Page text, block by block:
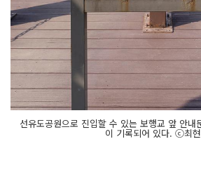
선유도공원으로 진입할 수 있는 보행교 앞 안
이 기록되어 있다. ⓒ최